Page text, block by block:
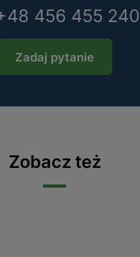
456 455 240
Zadaj pytanie
Zobacz też